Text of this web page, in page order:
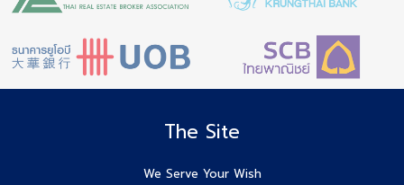
The Site
We Serve Your Wish